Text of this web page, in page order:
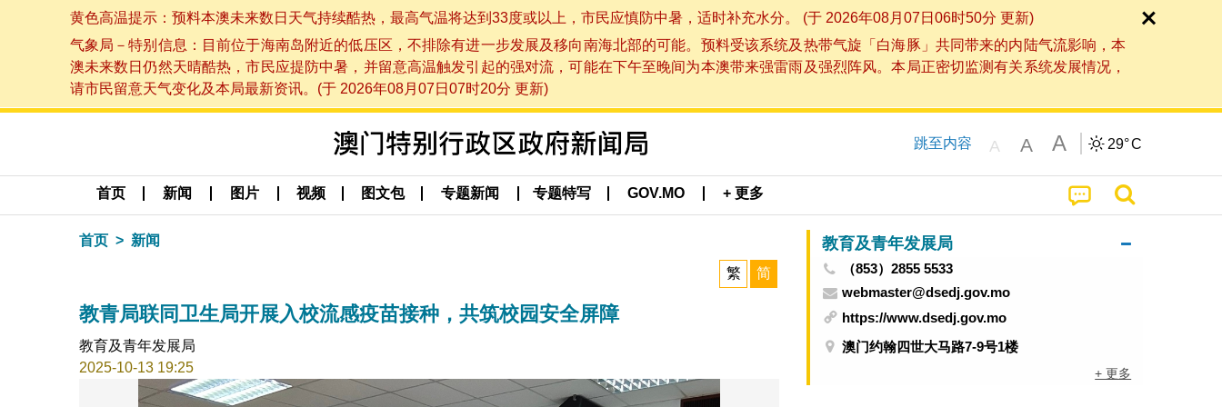
黄色高温提示：预料本澳未来数日天气持续酷热，最高气温将达到33度或以上，市民应慎防中暑，适时补充水分。 (于 2026年08月07日06时50分 更新)
气象局－特别信息：目前位于海南岛附近的低压区，不排除有进一步发展及移向南海北部的可能。预料受该系统及热带气旋「白海豚」共同带来的内陆气流影响，本
澳未来数日仍然天晴酷热，市民应提防中暑，并留意高温触发引起的强对流，可能在下午至晚间为本澳带来强雷雨及强烈阵风。本局正密切监测有关系统发展情况，
请市民留意天气变化及本局最新资讯。(于 2026年08月07日07时20分 更新)
跳至内容 A A A 29°C
首页 新闻 图片 视频 图文包 专题新闻 专题特写 GOV.MO + 更多
首页 新闻
繁 简
教青局联同卫生局开展入校流感疫苗接种，共筑校园安全屏障
教育及青年发展局
2025-10-13 19:25
教育及青年发展局
（853）2855 5533
webmaster@dsedj.gov.mo
https://www.dsedj.gov.mo
澳门约翰四世大马路7-9号1楼
+ 更多